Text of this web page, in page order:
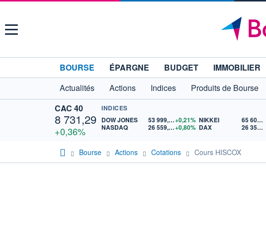
Menu
BOURSE ÉPARGNE BUDGET IMMOBILIER
Actualités
Actions Indices Produits de Bourse
CAC 40
8 731,29
+0,36%
INDICES
DOW JONES
53 999,43+0,21%
NASDAQ
26 559,10+0,80%
NIKKEI 65 606,71
DAX
26 355,69
Bourse Actions Cotations Cours HISCOX